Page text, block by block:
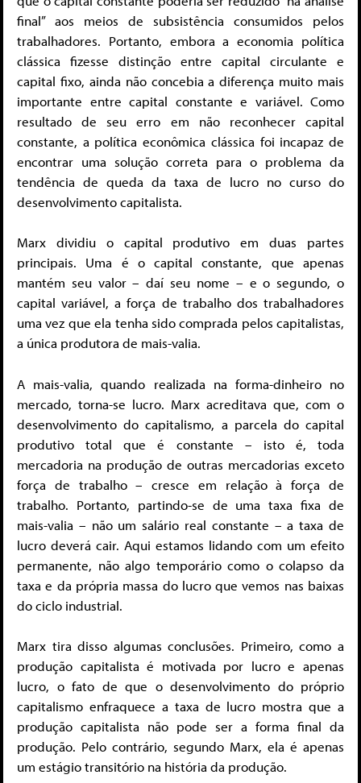
final” aos meios de subsistência consumidos pelos
trabalhadores. Portanto, embora a economia política
clássica fizesse distinção entre capital circulante e
capital fixo, ainda não concebia a diferença muito mais
importante entre capital constante e variável. Como
resultado de seu erro em não reconhecer capital
constante, a política econômica clássica foi incapaz de
encontrar uma solução correta para o problema da
tendência de queda da taxa de lucro no curso do
desenvolvimento capitalista.
Marx dividiu o capital produtivo em duas partes
principais. Uma é o capital constante, que apenas
mantém seu valor – daí seu nome – e o segundo, o
capital variável, a força de trabalho dos trabalhadores
uma vez que ela tenha sido comprada pelos capitalistas,
a única produtora de mais-valia.
A mais-valia, quando realizada na forma-dinheiro no
mercado, torna-se lucro. Marx acreditava que, com o
desenvolvimento do capitalismo, a parcela do capital
produtivo total que é constante – isto é, toda
mercadoria na produção de outras mercadorias exceto
força de trabalho – cresce em relação à força de
trabalho. Portanto, partindo-se de uma taxa fixa de
mais-valia – não um salário real constante – a taxa de
lucro deverá cair. Aqui estamos lidando com um efeito
permanente, não algo temporário como o colapso da
taxa e da própria massa do lucro que vemos nas baixas
do ciclo industrial.
Marx tira disso algumas conclusões. Primeiro, como a
produção capitalista é motivada por lucro e apenas
lucro, o fato de que o desenvolvimento do próprio
capitalismo enfraquece a taxa de lucro mostra que a
produção capitalista não pode ser a forma final da
produção. Pelo contrário, segundo Marx, ela é apenas
um estágio transitório na história da produção.